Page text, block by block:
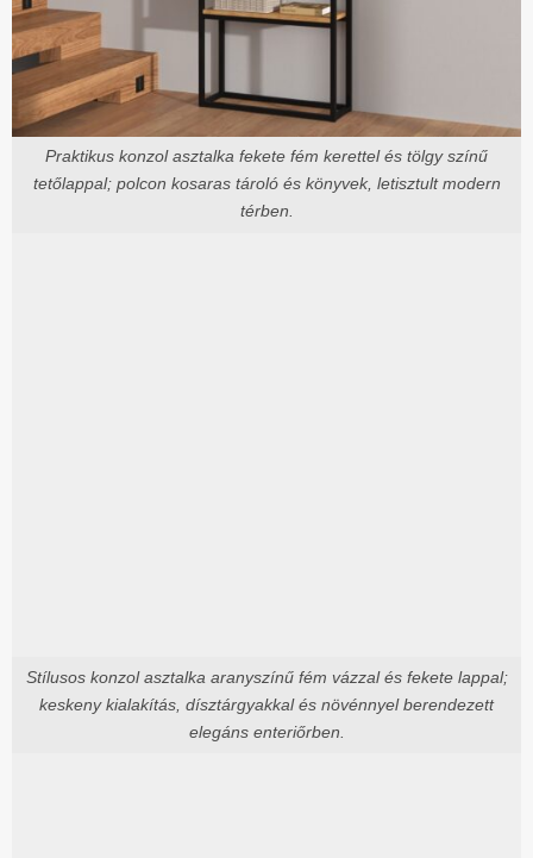
Praktikus konzol asztalka fekete fém kerettel és tölgy színű
tetőlappal; polcon kosaras tároló és könyvek, letisztult modern
térben.
Stílusos konzol asztalka aranyszínű fém vázzal és fekete lappal;
keskeny kialakítás, dísztárgyakkal és növénnyel berendezett
elegáns enteriőrben.